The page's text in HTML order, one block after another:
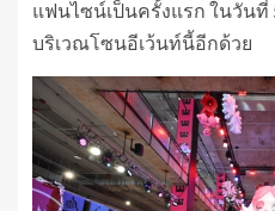
แฟนไซน์เป็นครั้งแรก ในวันที่
บริเวณโซนอีเว้นท์นี้อีกด้วย